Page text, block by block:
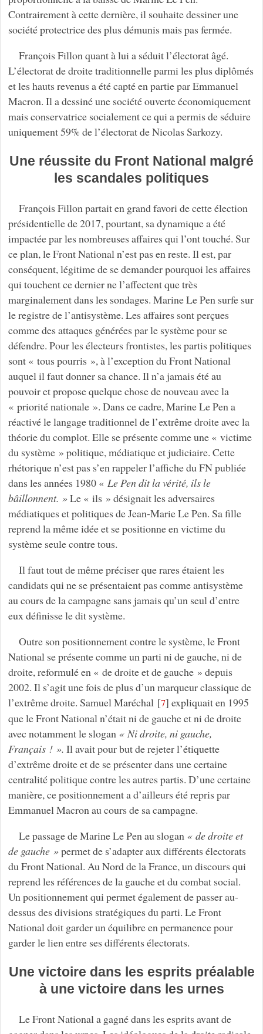
Contrairement à cette dernière, il souhaite dessiner une
société protectrice des plus démunis mais pas fermée.
François Fillon quant à lui a séduit l’électorat âgé.
L’électorat de droite traditionnelle parmi les plus diplômés
et les hauts revenus a été capté en partie par Emmanuel
Macron. Il a dessiné une société ouverte économiquement
mais conservatrice socialement ce qui a permis de séduire
uniquement 59% de l’électorat de Nicolas Sarkozy.
Une réussite du Front National malgré
les scandales politiques
François Fillon partait en grand favori de cette élection
présidentielle de 2017, pourtant, sa dynamique a été
impactée par les nombreuses affaires qui l’ont touché. Sur
ce plan, le Front National n’est pas en reste. Il est, par
conséquent, légitime de se demander pourquoi les affaires
qui touchent ce dernier ne l’affectent que très
marginalement dans les sondages. Marine Le Pen surfe sur
le registre de l’antisystème. Les affaires sont perçues
comme des attaques générées par le système pour se
défendre. Pour les électeurs frontistes, les partis politiques
sont « tous pourris », à l’exception du Front National
auquel il faut donner sa chance. Il n’a jamais été au
pouvoir et propose quelque chose de nouveau avec la
« priorité nationale ». Dans ce cadre, Marine Le Pen a
réactivé le langage traditionnel de l’extrême droite avec la
théorie du complot. Elle se présente comme une « victime
du système » politique, médiatique et judiciaire. Cette
rhétorique n’est pas s’en rappeler l’affiche du FN publiée
dans les années 1980 « Le Pen dit la vérité, ils le
bâillonnent. »Le « ils » désignait les adversaires
médiatiques et politiques de Jean-Marie Le Pen. Sa fille
reprend la même idée et se positionne en victime du
système seule contre tous.
Il faut tout de même préciser que rares étaient les
candidats qui ne se présentaient pas comme antisystème
au cours de la campagne sans jamais qu’un seul d’entre
eux définisse le dit système.
Outre son positionnement contre le système, le Front
National se présente comme un parti ni de gauche, ni de
droite, reformulé en « de droite et de gauche » depuis
2002. Il s’agit une fois de plus d’un marqueur classique de
l’extrême droite. Samuel Maréchal[7] expliquait en 1995
que le Front National n’était ni de gauche et ni de droite
avec notamment le slogan « Ni droite, ni gauche,
Français ! ». Il avait pour but de rejeter l’étiquette
d’extrême droite et de se présenter dans une certaine
centralité politique contre les autres partis. D’une certaine
manière, ce positionnement a d’ailleurs été repris par
Emmanuel Macron au cours de sa campagne.
Le passage de Marine Le Pen au slogan « de droite et
de gauche »permet de s’adapter aux différents électorats
du Front National. Au Nord de la France, un discours qui
reprend les références de la gauche et du combat social.
Un positionnement qui permet également de passer au-
dessus des divisions stratégiques du parti. Le Front
National doit garder un équilibre en permanence pour
garder le lien entre ses différents électorats.
Une victoire dans les esprits préalable
à une victoire dans les urnes
Le Front National a gagné dans les esprits avant de